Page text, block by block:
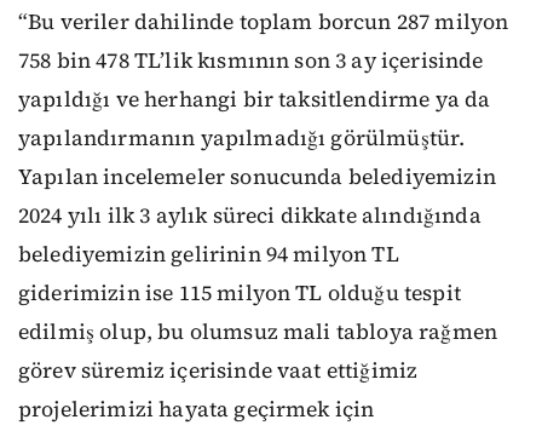
“Bu veriler dahilinde toplam borcun 287 milyon
758 bin 478 TL’lik kısmının son 3 ay içerisinde
yapıldığı ve herhangi bir taksitlendirme ya da
yapılandırmanın yapılmadığı görülmüştür.
Yapılan incelemeler sonucunda belediyemizin
2024 yılı ilk 3 aylık süreci dikkate alındığında
belediyemizin gelirinin 94 milyon TL
giderimizin ise 115 milyon TL olduğu tespit
edilmiş olup, bu olumsuz mali tabloya rağmen
görev süremiz içerisinde vaat ettiğimiz
projelerimizi hayata geçirmek için